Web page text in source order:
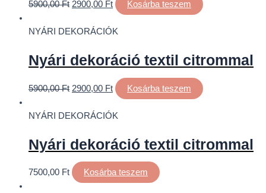
5900,00Ft 2900,00 Ft Kosárba teszem
NYÁRI DEKORÁCIÓK
Nyári dekoráció textil citrommal
5900,00Ft 2900,00 Ft Kosárba teszem
NYÁRI DEKORÁCIÓK
Nyári dekoráció textil citrommal
7500,00 Ft Kosárba teszem